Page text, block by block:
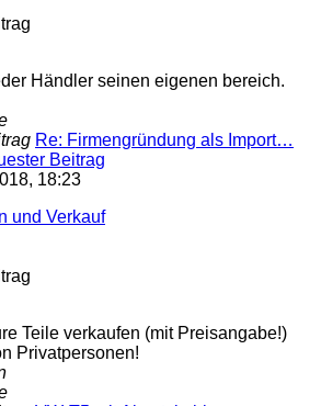
Händler seinen eigenen bereich.
Re: Firmengründung als Import…
Beitrag
18:23
und Verkauf
Teile verkaufen (mit Preisangabe!)
Privatpersonen!